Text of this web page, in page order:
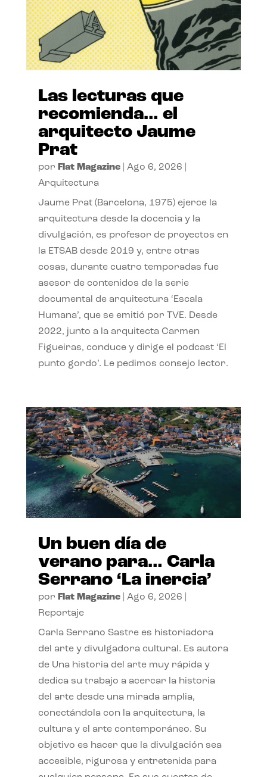
Las lecturas que
recomienda… el
arquitecto Jaume
Prat
por Flat Magazine| Ago 6, 2026
Arquitectura
Jaume Prat (Barcelona, 1975) ejerce la
arquitectura desde la docencia y la
divulgación, es profesor de proyectos en
la ETSAB desde 2019 y, entre otras
cosas, durante cuatro temporadas fue
asesor de contenidos de la serie
documental de arquitectura ‘Escala
Humana’, que se emitió por TVE. Desde
2022, junto a la arquitecta Carmen
Figueiras, conduce y dirige el podcast ‘El
punto gordo’. Le pedimos consejo lector.
Un buen día de
verano para… Carla
Serrano ‘La inercia’
por Flat Magazine| Ago 6, 2026
Reportaje
Carla Serrano Sastre es historiadora
del arte y divulgadora cultural. Es autora
de Una historia del arte muy rápida y
dedica su trabajo a acercar la historia
del arte desde una mirada amplia,
conectándola con la arquitectura, la
cultura y el arte contemporáneo. Su
objetivo es hacer que la divulgación sea
accesible, rigurosa y entretenida para